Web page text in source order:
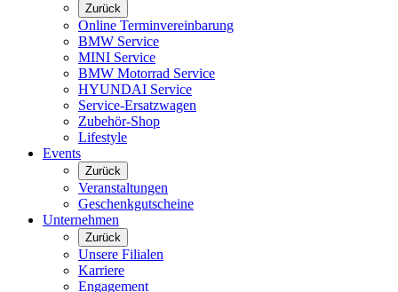
Zurück
Online Terminvereinbarung
BMW Service
MINI Service
BMW Motorrad Service
HYUNDAI Service
Service-Ersatzwagen
Zubehör-Shop
Lifestyle
Events
Zurück
Veranstaltungen
Geschenkgutscheine
Unternehmen
Zurück
Unsere Filialen
Karriere
Engagement